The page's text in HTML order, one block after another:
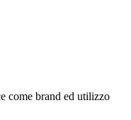
come brand ed utilizzo